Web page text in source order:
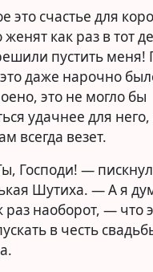
это счастье для
женят как раз в тот
пустить меня!
даже нарочно
это не могло бы
удачнее для
всегда везет.
Господи! —
Шутиха. — А я
раз наоборот, — что
в честь